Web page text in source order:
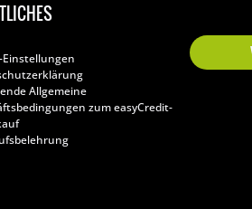
Einstellungen
Allgemeine
zum easyCredit-